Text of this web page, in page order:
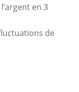
en 3
de